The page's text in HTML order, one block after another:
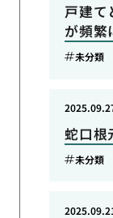
戸建て
が頻繁
未分類
蛇口根
未分類